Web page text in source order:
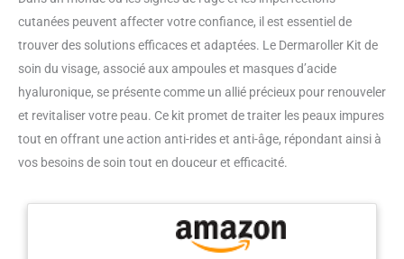
cutanées peuvent affecter votre confiance, il est essentiel de
trouver des solutions efficaces et adaptées. Le Dermaroller Kit de
soin du visage, associé aux ampoules et masques d’acide
hyaluronique, se présente comme un allié précieux pour renouveler
et revitaliser votre peau. Ce kit promet de traiter les peaux impures
tout en offrant une action anti-rides et anti-âge, répondant ainsi à
vos besoins de soin tout en douceur et efficacité.